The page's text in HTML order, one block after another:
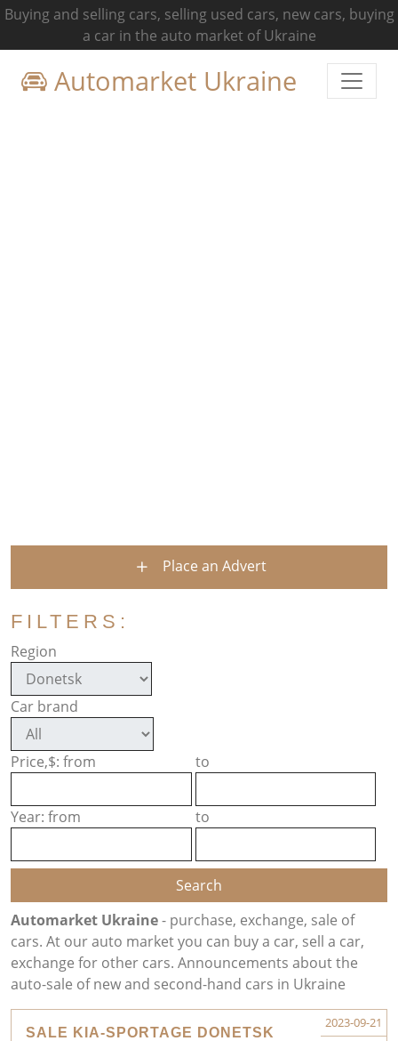
Buying and selling cars, selling used cars, new cars, buying
a car in the auto market of Ukraine
Automarket Ukraine
Place an Advert
FILTERS:
Region
Car brand
Price,$: from to
Year: from to
Automarket Ukraine- purchase, exchange, sale of
cars. At our auto market you can buy a car, sell a car,
exchange for other cars. Announcements about the
auto-sale of new and second-hand cars in Ukraine
SALE KIA-SPORTAGE DONETSK
2023-09-21